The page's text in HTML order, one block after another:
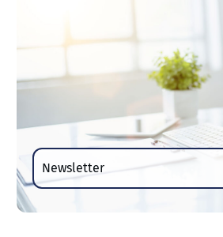
Newsletter